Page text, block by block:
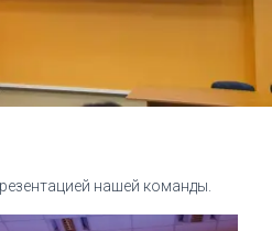
нашей команды.